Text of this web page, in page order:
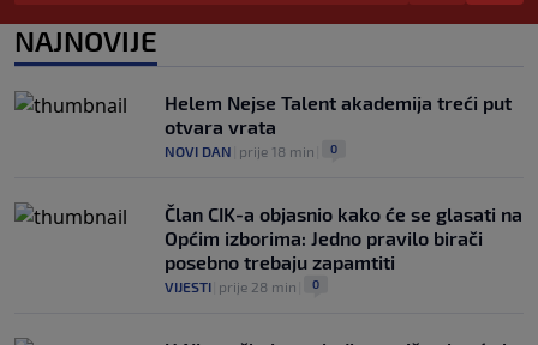
Allah, Allah, Allah, Allah… Mohamed
NAJNOVIJE
Helem Nejse Talent akademija treći put
otvara vrata
NOVI DAN prije 18 min 0
Član CIK-a objasnio kako će se glasati na
Općim izborima: Jedno pravilo birači
posebno trebaju zapamtiti
VIJESTI prije 28 min 0